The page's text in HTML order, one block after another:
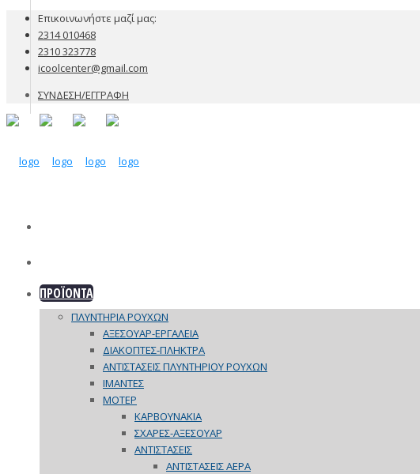
Επικοινωνήστε μαζί μας:
2314 010468
2310 323778
icoolcenter@gmail.com
ΣΥΝΔΕΣΗ/ΕΓΓΡΑΦΗ
ΠΡΟΪΟΝΤΑ
ΠΛΥΝΤΗΡΙΑ ΡΟΥΧΩΝ
ΑΞΕΣΟΥΑΡ-ΕΡΓΑΛΕΙΑ
ΔΙΑΚΟΠΤΕΣ-ΠΛΗΚΤΡΑ
ΑΝΤΙΣΤΑΣΕΙΣ ΠΛΥΝΤΗΡΙΟΥ ΡΟΥΧΩΝ
ΙΜΑΝΤΕΣ
ΜΟΤΕΡ
ΚΑΡΒΟΥΝΑΚΙΑ
ΣΧΑΡΕΣ-ΑΞΕΣΟΥΑΡ
ΑΝΤΙΣΤΑΣΕΙΣ
ΑΝΤΙΣΤΑΣΕΙΣ ΑΕΡΑ